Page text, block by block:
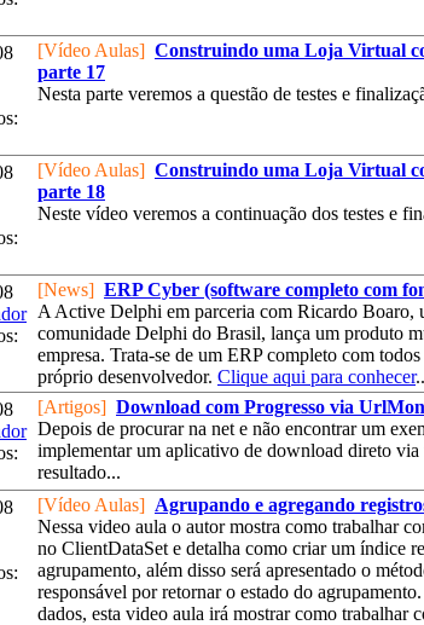
[Vídeo Aulas] Construindo uma Loja Virtual
parte 17
Nesta parte veremos a questão de testes e
[Vídeo Aulas] Construindo uma Loja Virtual
parte 18
Neste vídeo veremos a continuação dos testes e
[News] ERP Cyber (software completo com
A Active Delphi em parceria com Ricardo Boaro,
comunidade Delphi do Brasil, lança um produto
empresa. Trata-se de um ERP completo com
próprio desenvolvedor. Clique aqui para conhecer
[Artigos] Download com Progresso via
Depois de procurar na net e não encontrar um
implementar um aplicativo de download direto via
resultado...
[Vídeo Aulas] Agrupando e agregando
Nessa video aula o autor mostra como trabalhar
no ClientDataSet e detalha como criar um índice
agrupamento, além disso será apresentado o
responsável por retornar o estado do
dados, esta video aula irá mostrar como trabalhar